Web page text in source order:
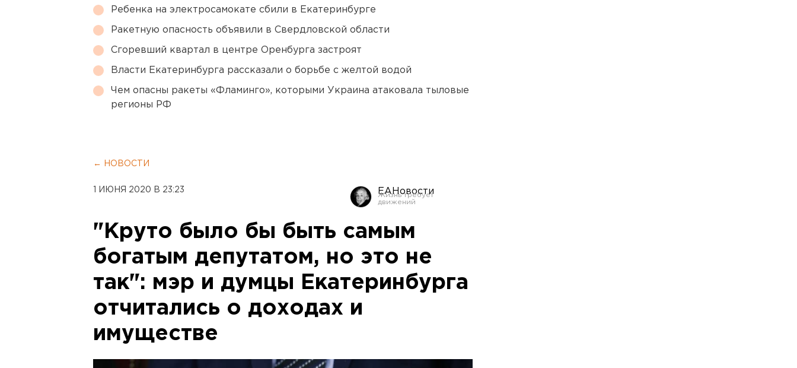
Ребенка на электросамокате сбили в Екатеринбурге
Ракетную опасность объявили в Свердловской области
Сгоревший квартал в центре Оренбурга застроят
Власти Екатеринбурга рассказали о борьбе с желтой водой
Чем опасны ракеты «Фламинго», которыми Украина атаковала тыловые
регионы РФ
← НОВОСТИ
1 ИЮНЯ 2020 В 23:23 ЕАНовости
"Круто было бы быть самым
богатым депутатом, но это не
так": мэр и думцы Екатеринбурга
отчитались о доходах и
имуществе